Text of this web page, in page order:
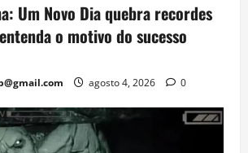
Um Novo Dia quebra recordes
o motivo do sucesso
agosto 4, 2026 0